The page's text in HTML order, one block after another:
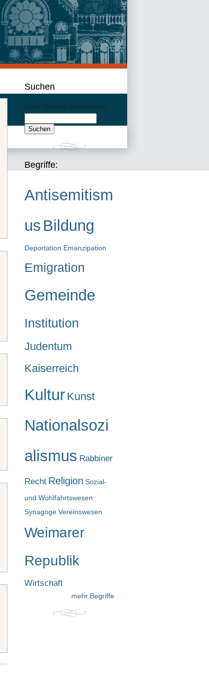
Suchen
Diese Website durchsuchen:
Begriffe:
Antisemitism
us Bildung
Deportation Emanzipation
Emigration
Gemeinde
Institution
Judentum
Kaiserreich
Kultur Kunst
Nationalsozi
alismus Rabbiner
Recht Religion Sozial-
und Wohlfahrtswesen
Synagoge Vereinswesen
Weimarer
Republik
Wirtschaft
mehr Begriffe